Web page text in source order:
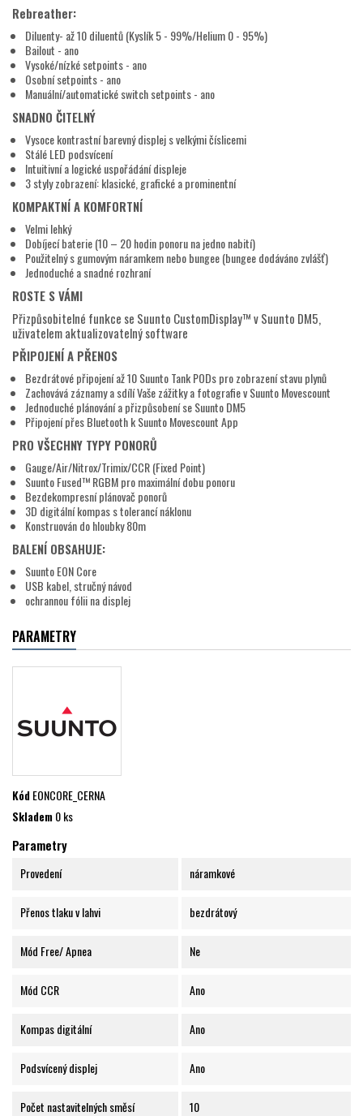
Rebreather:
Diluenty- až 10 diluentů (Kyslík 5 - 99%/Helium 0 - 95%)
Bailout - ano
Vysoké/nízké setpoints - ano
Osobní setpoints - ano
Manuální/automatické switch setpoints - ano
SNADNO ČITELNÝ
Vysoce kontrastní barevný displej s velkými číslicemi
Stálé LED podsvícení
Intuitivní a logické uspořádání displeje
3 styly zobrazení: klasické, grafické a prominentní
KOMPAKTNÍ A KOMFORTNÍ
Velmi lehký
Dobíjecí baterie (10 – 20 hodin ponoru na jedno nabití)
Použitelný s gumovým náramkem nebo bungee (bungee dodáváno zvlášť)
Jednoduché a snadné rozhraní
ROSTE S VÁMI
Přizpůsobitelné funkce se Suunto CustomDisplay™ v Suunto DM5,
uživatelem aktualizovatelný software
PŘIPOJENÍ A PŘENOS
Bezdrátové připojení až 10 Suunto Tank PODs pro zobrazení stavu plynů
Zachovává záznamy a sdílí Vaše zážitky a fotografie v Suunto Movescount
Jednoduché plánování a přizpůsobení se Suunto DM5
Připojení přes Bluetooth k Suunto Movescount App
PRO VŠECHNY TYPY PONORŮ
Gauge/Air/Nitrox/Trimix/CCR (Fixed Point)
Suunto Fused™ RGBM pro maximální dobu ponoru
Bezdekompresní plánovač ponorů
3D digitální kompas s tolerancí náklonu
Konstruován do hloubky 80m
BALENÍ OBSAHUJE:
Suunto EON Core
USB kabel, stručný návod
ochrannou fólii na displej
PARAMETRY
KódEONCORE_CERNA
Skladem0 ks
Parametry
Provedení náramkové
Přenos tlaku v lahvi bezdrátový
Mód Free/ Apnea Ne
Mód CCR Ano
Kompas digitální Ano
Podsvícený displej Ano
Počet nastavitelných směsí 10